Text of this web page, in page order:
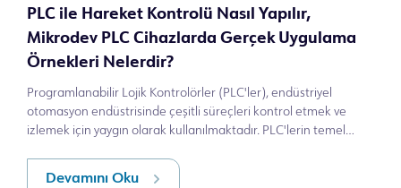
PLC ile Hareket Kontrolü Nasıl Yapılır,
Mikrodev PLC Cihazlarda Gerçek Uygulama
Örnekleri Nelerdir?
Programlanabilir Lojik Kontrolörler (PLC'ler), endüstriyel
otomasyon endüstrisinde çeşitli süreçleri kontrol etmek ve
izlemek için yaygın olarak kullanılmaktadır. PLC'lerin temel
Devamını Oku